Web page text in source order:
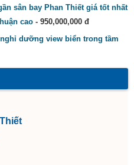
sân bay Phan Thiết giá tốt nhất
cao - 950,000,000 đ
dưỡng view biển trong tầm